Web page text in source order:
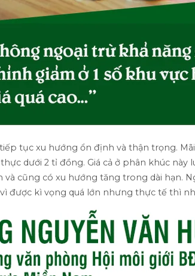
tục xu hướng ổn định và thận trọng.
dưới 2 tỉ đồng. Giá cả ở phân khúc
cũng có xu hướng tăng trong dài hạn.
được kì vọng quá lớn nhưng thực tế thì